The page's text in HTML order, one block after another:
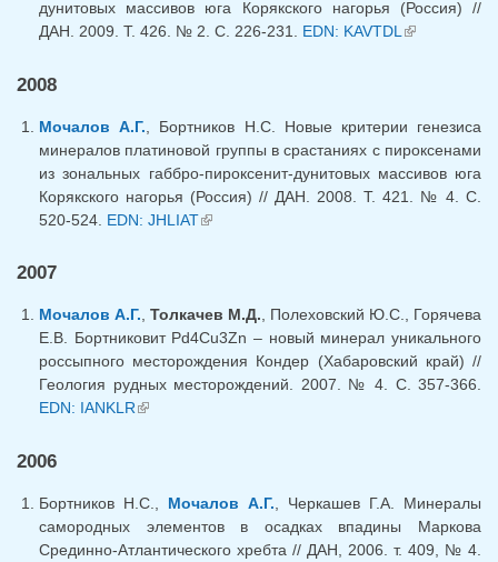
дунитовых массивов юга Корякского нагорья (Россия) //
ДАН. 2009. Т. 426. № 2. С. 226-231. EDN: KAVTDL (link is
2008
Мочалов А.Г. , Бортников Н.С. Новые критерии генезиса
минералов платиновой группы в срастаниях с пироксенами
из зональных габбро-пироксенит-дунитовых массивов юга
Корякского нагорья (Россия) // ДАН. 2008. Т. 421. № 4. С.
520-524. EDN: JHLIAT(link is external)
2007
Мочалов А.Г., Толкачев М.Д., Полеховский Ю.С., Горячева
Е.В. Бортниковит Pd4Cu3Zn – новый минерал уникального
россыпного месторождения Кондер (Хабаровский край) //
Геология рудных месторождений. 2007. № 4. С. 357-366.
EDN: IANKLR(link is external)
2006
Бортников Н.С., Мочалов А.Г. , Черкашев Г.А. Минералы
самородных элементов в осадках впадины Маркова
Срединно-Атлантического хребта // ДАН, 2006. т. 409, № 4.